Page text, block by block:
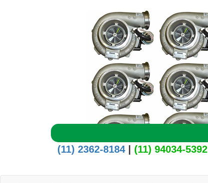
(11) 2362-8184 (11) 94034-5392